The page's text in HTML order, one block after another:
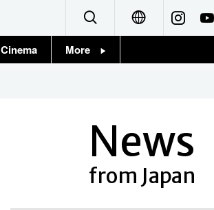
Français
Cinema More
News
from Japan